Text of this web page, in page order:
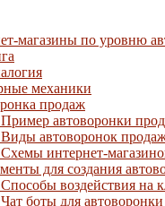
магазины по уровню
механики
продаж
Пример автоворонки
Виды автоворонок
Схемы интернет-
для создания
Способы воздействия на
Чат боты для автоворонки